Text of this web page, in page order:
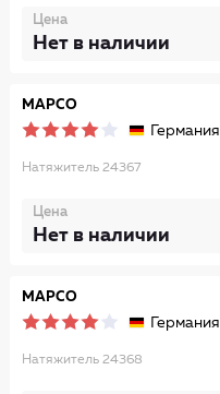
Цена
Нет в наличии
MAPCO
Германия
Натяжитель 24367
Цена
Нет в наличии
MAPCO
Германия
Натяжитель 24368